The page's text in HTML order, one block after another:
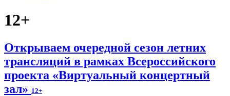
12+
Открываем очередной сезон летних
трансляций в рамках Всероссийского
проекта «Виртуальный концертный
зал» 12+